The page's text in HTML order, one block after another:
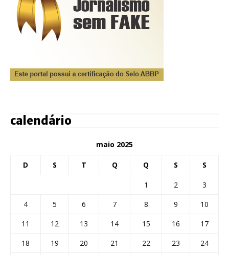
calendário
maio 2025
D S T Q Q S S
1 2
3
4
5 6 7 8 9
10
11
12 13 14 15 16
17
18
19 20 21 22 23
24